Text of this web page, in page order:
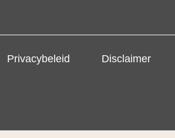
Privacybeleid Disclaimer